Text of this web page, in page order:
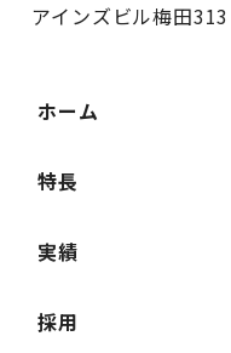
アインズビル梅田313
ホーム
特長
実績
採用